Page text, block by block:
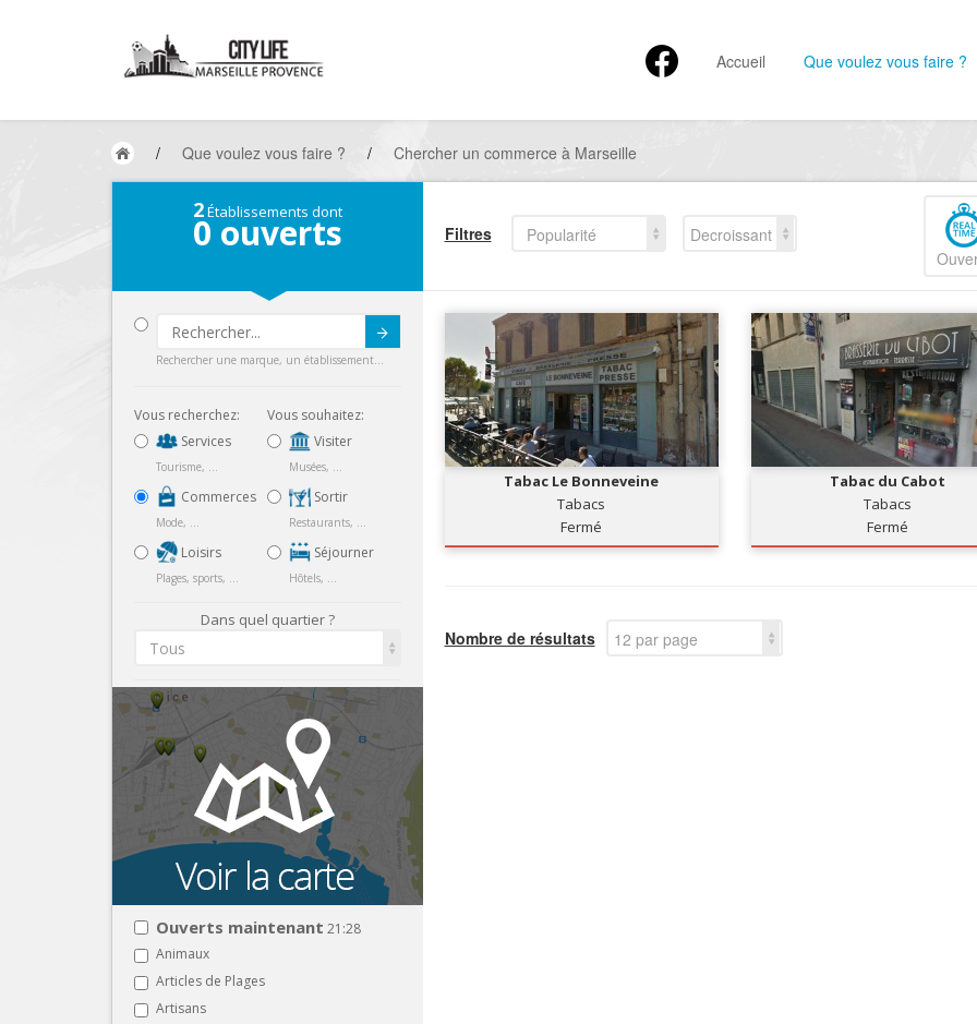
Accueil Que voulez vous faire ?
/ Que voulez vous faire ? / Chercher un commerce à Marseille
2Établissements dont
0 ouverts
Rechercher une marque, un établissement...
Vous recherchez:
Services
Tourisme, ...
Commerces
Mode, ...
Loisirs
Plages, sports, ...
Vous souhaitez:
Visiter
Musées, ...
Sortir
Restaurants, ...
Séjourner
Hôtels, ...
Dans quel quartier ?
Tous
Ouverts maintenant 21:28
Animaux
Articles de Plages
Artisans
Filtres Popularité
Decroissant
Tabac Le Bonneveine
Tabacs
Fermé
Tabac du Cabot
Tabacs
Fermé
Nombre de résultats 12 par page